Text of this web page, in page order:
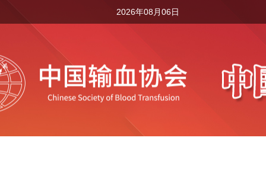
2026年08月06日